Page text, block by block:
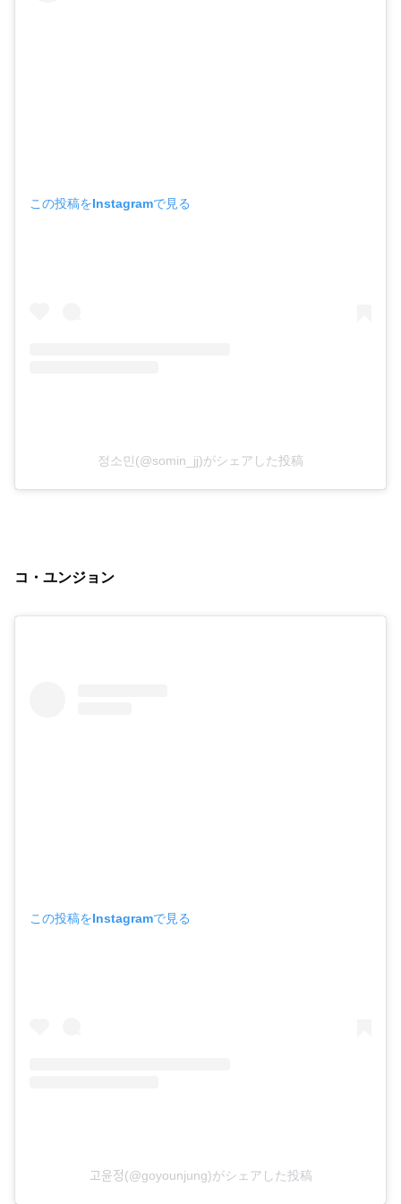
この投稿をInstagramで見る
정소민(@somin_jj)がシェアした投稿
コ・ユンジョン
この投稿をInstagramで見る
고윤정(@goyounjung)がシェアした投稿